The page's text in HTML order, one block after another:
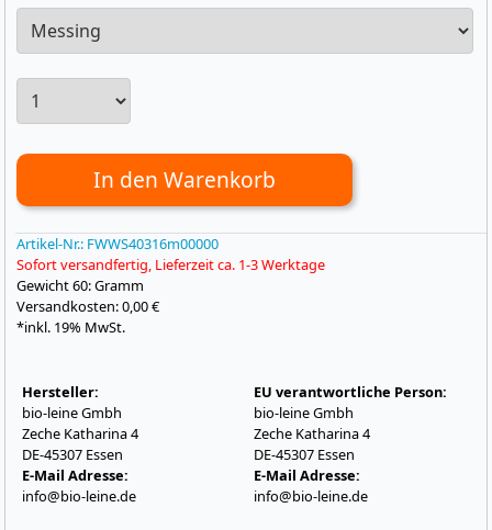
In den Warenkorb
Artikel-Nr.: FWWS40316m00000
Sofort versandfertig, Lieferzeit ca. 1-3 Werktage
Gewicht60: Gramm
Versandkosten: 0,00 €
*inkl. 19% MwSt.
Hersteller:
bio-leine Gmbh
Zeche Katharina 4
DE-45307 Essen
E-Mail Adresse:
info@bio-leine.de
EU verantwortliche Person:
bio-leine Gmbh
Zeche Katharina 4
DE-45307 Essen
E-Mail Adresse:
info@bio-leine.de